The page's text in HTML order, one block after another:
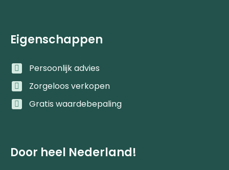
Eigenschappen
Persoonlijk advies
Zorgeloos verkopen
Gratis waardebepaling
Door heel Nederland!